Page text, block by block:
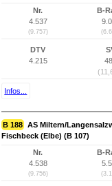
Nr.
4.537
(9.757)
B-
DTV
4.215
Infos...
B 188 AS Miltern/
Fischbeck (Elbe) (B 107)
Nr.
4.538
(9.756)
B-